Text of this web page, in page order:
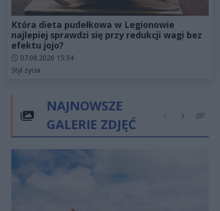
Która dieta pudełkowa w Legionowie
najlepiej sprawdzi się przy redukcji wagi bez
efektu jojo?
Data dodania artykułu:
07.08.2026 15:34
Kategorie artykułu:
Styl życia
NAJNOWSZE
GALERIE ZDJĘĆ
Poprzednie
NastępneKliknij